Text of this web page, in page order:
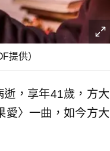
提供）
，享年41歲，方大
愛〉一曲，如今方大